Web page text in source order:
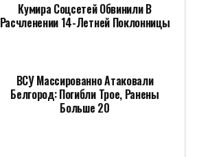
Кумира Соцсетей Обвинили В
Расчленении 14-Летней Поклонницы
ВСУ Массированно Атаковали
Белгород: Погибли Трое, Ранены
Больше 20